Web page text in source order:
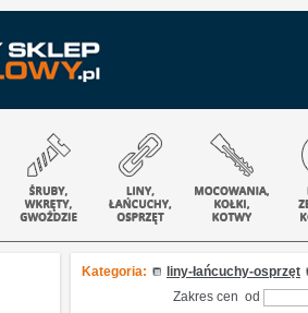
Kategoria:
liny-łańcuchy-osprzęt
Zakres cen od